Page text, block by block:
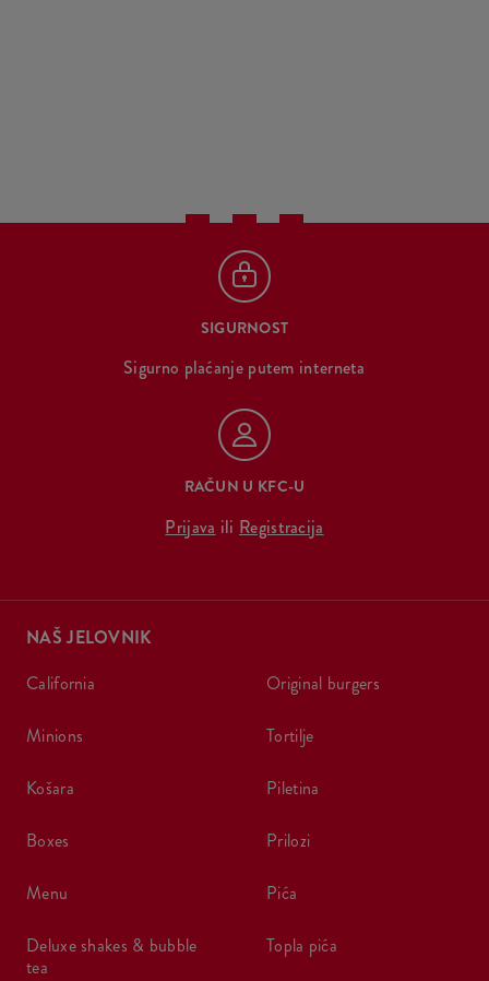
SIGURNOST
Sigurno plaćanje putem interneta
RAČUN U KFC-U
Prijava ili Registracija
NAŠ JELOVNIK
california
minions
košara
boxes
menu
deluxe shakes & bubble
tea
original burgers
tortilje
piletina
prilozi
pića
topla pića